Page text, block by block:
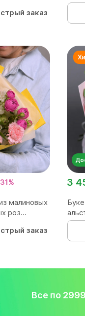
заказ
малиновых
роз...
заказ
3
Все по